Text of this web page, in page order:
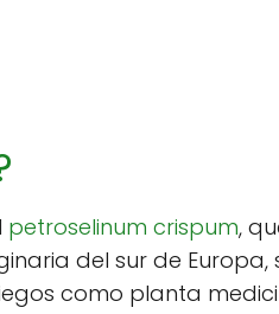
petroselinum crispum,
del sur de
como planta